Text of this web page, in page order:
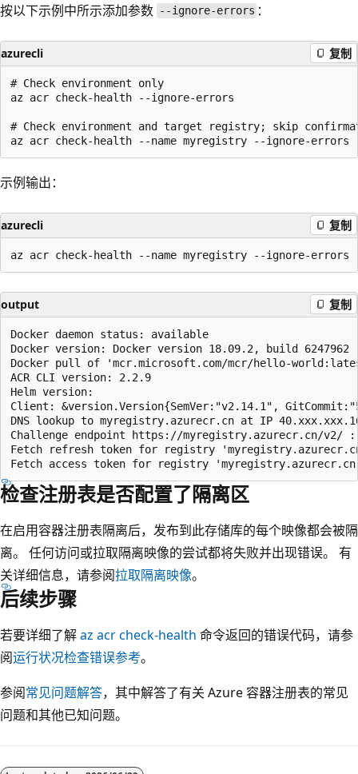
按以下示例中所示添加参数 --ignore-errors ：
azurecli 复制
# Check environment only
az acr check-health --ignore-errors
# Check environment and target registry; skip
示例输出：
azurecli 复制
output 复制
Docker daemon status: available
Docker version: Docker version 18.09.2, build 6247962
Docker pull of 'mcr.microsoft.com/mcr/hello-
ACR CLI version: 2.2.9
Helm version:
Client: &version.Version{SemVer:"v2.14.1",
DNS lookup to myregistry.azurecr.cn at IP
Challenge endpoint https://myregistry.azurecr.cn/v2/ :
Fetch refresh token for registry
检查注册表是否配置了隔离区
在启用容器注册表隔离后，发布到此存储库的每个映像都会被隔
离。 任何访问或拉取隔离映像的尝试都将失败并出现错误。 有
关详细信息，请参阅拉取隔离映像。
后续步骤
若要详细了解az acr check-health 命令返回的错误代码，请参
阅运行状况检查错误参考。
参阅常见问题解答，其中解答了有关 Azure 容器注册表的常见
问题和其他已知问题。